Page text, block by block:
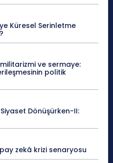
Küresel Serinletme
ve sermaye:
politik
Dönüşürken-II:
zekâ krizi senaryosu